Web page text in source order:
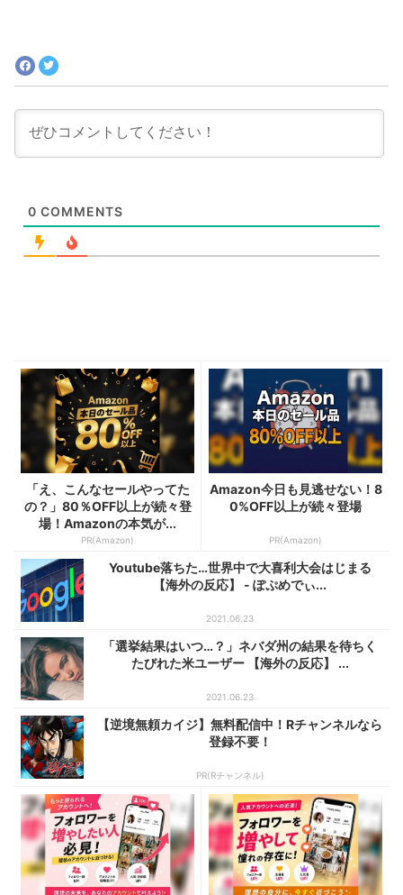
0 COMMENTS
「え、こんなセールやってた
の？」80％OFF以上が続々登
場！Amazonの本気が...
PR(Amazon)
Amazon今日も見逃せない！8
0%OFF以上が続々登場
PR(Amazon)
Youtube落ちた…世界中で大喜利大会はじまる
【海外の反応】 - ぽぷめでぃ...
2021.06.23
「選挙結果はいつ…？」ネバダ州の結果を待ちく
たびれた米ユーザー 【海外の反応】 ...
2021.06.23
【逆境無頼カイジ】無料配信中！Rチャンネルなら
登録不要！
PR(Rチャンネル)